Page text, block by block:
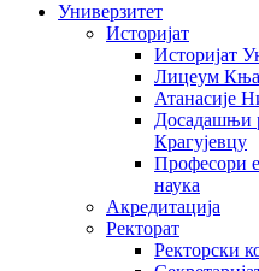
Универзитет
Историјат
Историјат
Лицеум
Атанасије
Досадашњи
Крагујевцу
Професори
наука
Акредитација
Ректорат
Ректорски